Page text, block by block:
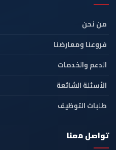
من نحن
فروعنا ومعارضنا
الدعم والخدمات
الأسئلة الشائعة
طلبات التوظيف
تواصل معنا